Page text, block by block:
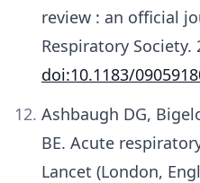
review : an official
Respiratory Society.
doi:10.1183/
Ashbaugh DG,
BE. Acute
Lancet (London,